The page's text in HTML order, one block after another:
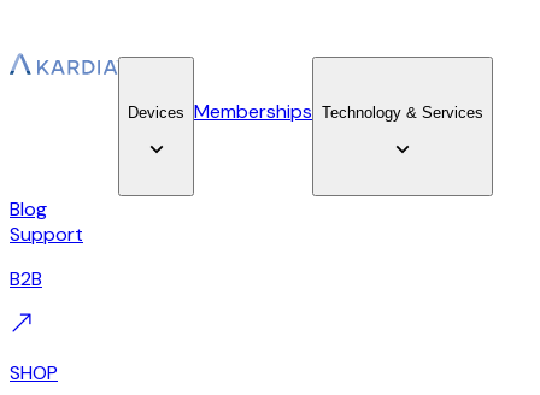
Devices Memberships Technology & Services
Blog
Support
B2B
SHOP